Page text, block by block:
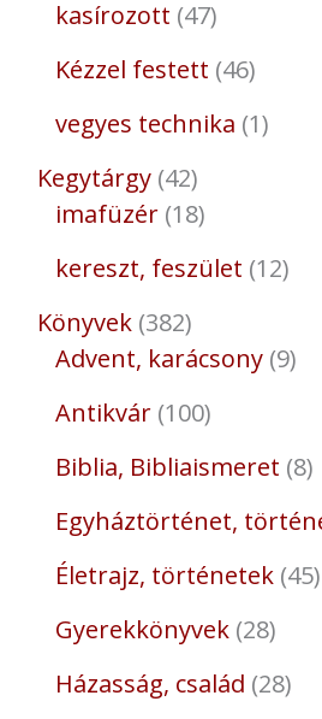
kasírozott 47
Kézzel festett 46
vegyes technika 1
Kegytárgy 42
imafüzér 18
kereszt, feszület 12
Könyvek 382
Advent, karácsony 9
Antikvár 100
Biblia, Bibliaismeret 8
Egyháztörténet,
Életrajz, történetek 45
Gyerekkönyvek 28
Házasság, család 28